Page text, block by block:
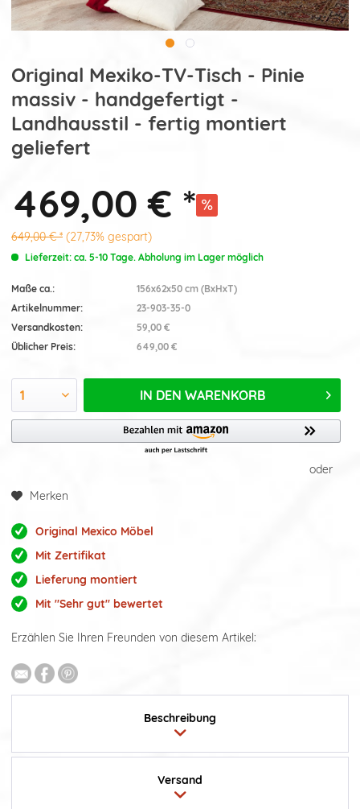
Original Mexiko-TV-Tisch - Pinie
massiv - handgefertigt -
Landhausstil - fertig montiert
geliefert
469,00 € *
649,00 € * (27,73% gespart)
Lieferzeit: ca. 5-10 Tage. Abholung im Lager möglich
Maße ca.:
156x62x50 cm (BxHxT)
Artikelnummer:
23-903-35-0
Versandkosten:
59,00 €
Üblicher Preis:
649,00 €
IN DEN WARENKORB
oder
Merken
Original Mexico Möbel
Mit Zertifikat
Lieferung montiert
Mit "Sehr gut" bewertet
Erzählen Sie Ihren Freunden von diesem Artikel:
Beschreibung
Versand